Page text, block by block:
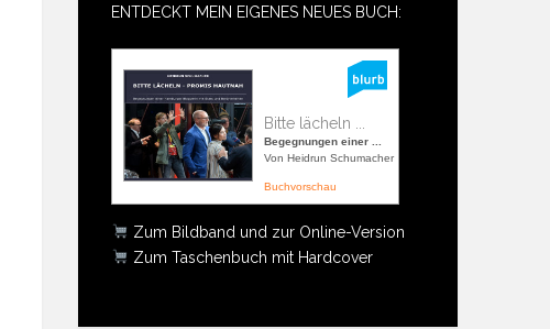
ENTDECKT MEIN EIGENES NEUES BUCH:
Bitte lächeln ...
Begegnungen einer ...
Von Heidrun Schumacher
Buchvorschau
Zum Bildband und zur Online-Version
Zum Taschenbuch mit Hardcover